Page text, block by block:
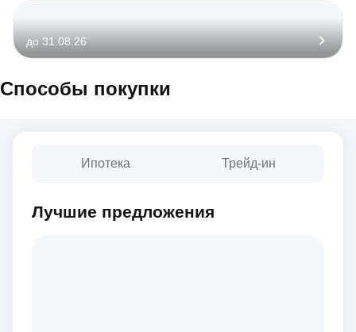
до 31.08.26
Способы покупки
Ипотека Трейд-ин
Лучшие предложения